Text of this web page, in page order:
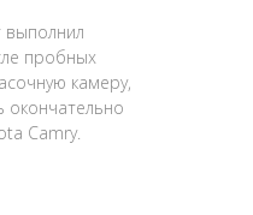
выполнил
пробных
камеру,
окончательно
Camry.